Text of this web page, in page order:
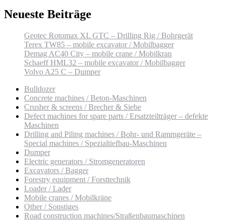
Neueste Beiträge
Geotec Rotomax XL GTC – Drilling Rig / Bohrgerät
Terex TW85 – mobile excavator / Mobilbagger
Demag AC40 City – mobile crane / Mobilkran
Schaeff HML32 – mobile excavator / Mobilbagger
Volvo A25 C – Dumper
Bulldozer
Concrete machines / Beton-Maschinen
Crusher & screens / Brecher & Siebe
Defect machines for spare parts / Ersatzteilträger – defekte
Maschinen
Drilling and Piling machines / Bohr- und Rammgeräte –
Special machines / Spezialtiefbau-Maschinen
Dumper
Electric generators / Stromgeneratoren
Excavators / Bagger
Forestry equipment / Forsttechnik
Loader / Lader
Mobile cranes / Mobilkräne
Other / Sonstiges
Road construction machines/Straßenbaumaschinen